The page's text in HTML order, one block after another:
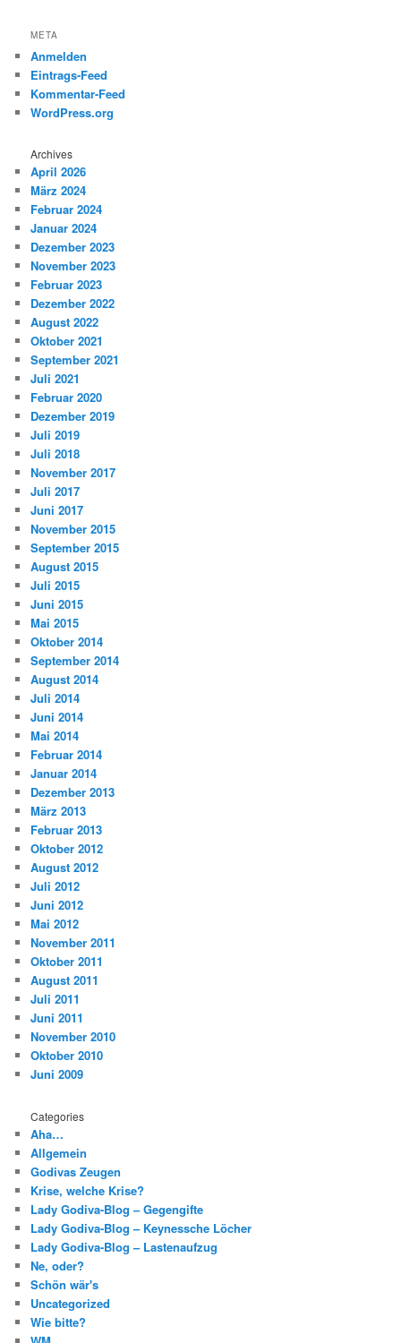
META
Anmelden
Eintrags-Feed
Kommentar-Feed
WordPress.org
Archives
April 2026
März 2024
Februar 2024
Januar 2024
Dezember 2023
November 2023
Februar 2023
Dezember 2022
August 2022
Oktober 2021
September 2021
Juli 2021
Februar 2020
Dezember 2019
Juli 2019
Juli 2018
November 2017
Juli 2017
Juni 2017
November 2015
September 2015
August 2015
Juli 2015
Juni 2015
Mai 2015
Oktober 2014
September 2014
August 2014
Juli 2014
Juni 2014
Mai 2014
Februar 2014
Januar 2014
Dezember 2013
März 2013
Februar 2013
Oktober 2012
August 2012
Juli 2012
Juni 2012
Mai 2012
November 2011
Oktober 2011
August 2011
Juli 2011
Juni 2011
November 2010
Oktober 2010
Juni 2009
Categories
Aha…
Allgemein
Godivas Zeugen
Krise, welche Krise?
Lady Godiva-Blog – Gegengifte
Lady Godiva-Blog – Keynessche Löcher
Lady Godiva-Blog – Lastenaufzug
Ne, oder?
Schön wär's
Uncategorized
Wie bitte?